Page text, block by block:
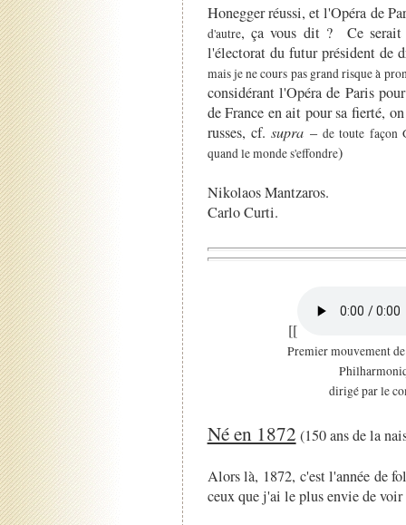
Honegger réussi, et l'Opéra de
d'autre, ça vous dit ? Ce serait
l'électorat du futur président de
mais je ne cours pas grand risque à
considérant l'Opéra de Paris
de France en ait pour sa fierté,
russes, cf.supra – de toute façon
quand le monde s'effondre)
Nikolaos Mantzaros.
Carlo Curti.
[[
Premier mouvement
dirigé par le
Né en 1872 (150 ans de la
Alors là, 1872, c'est l'année de
ceux que j'ai le plus envie de